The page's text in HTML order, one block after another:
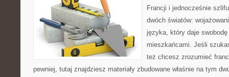
Francji i jednocześnie
dwóch światów:
języka, który daje
mieszkańcami. Jeśli
też chcesz zrozumieć
pewniej, tutaj znajdziesz materiały zbudowane właśnie na tym